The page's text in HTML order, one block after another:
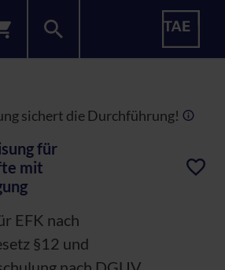
sichert die Durchführung!
für
mit
EFK nach
§12 und